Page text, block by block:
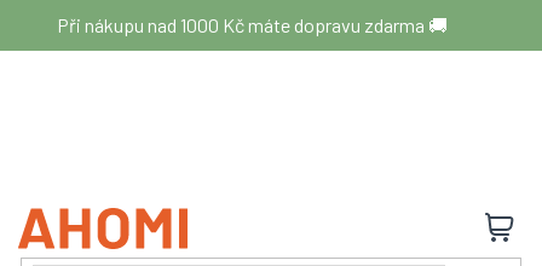
obsah
Při nákupu nad 1000 Kč máte dopravu zdarma 🚚